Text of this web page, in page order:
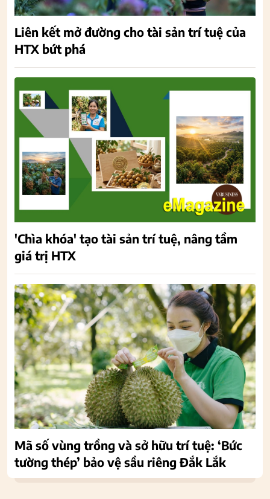
Liên kết mở đường cho tài sản trí tuệ của
HTX bứt phá
'Chìa khóa' tạo tài sản trí tuệ, nâng tầm
giá trị HTX
Mã số vùng trồng và sở hữu trí tuệ: ‘Bức
tường thép’ bảo vệ sầu riêng Đắk Lắk